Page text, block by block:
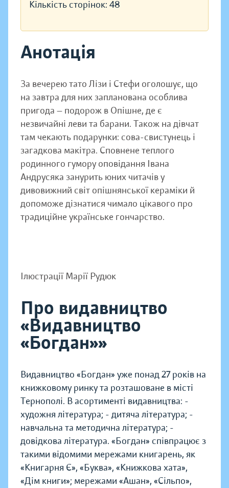
Кількість сторінок: 48
Анотація
За вечерею тато Лізи і Стефи оголошує, що
на завтра для них запланована особлива
пригода — подорож в Опішне, де є
незвичайні леви та барани. Також на дівчат
там чекають подарунки: сова-свистунець і
загадкова макітра. Сповнене теплого
родинного гумору оповідання Івана
Андрусяка занурить юних читачів у
дивовижний світ опішнянської кераміки й
допоможе дізнатися чимало цікавого про
традиційне українське гончарство.
Ілюстрації Марії Рудюк
Про видавництво
«Видавництво
«Богдан»»
Видавництво «Богдан» уже понад 27 років на
книжковому ринку та розташоване в місті
Тернополі. В асортименті видавництва: -
художня література; - дитяча література; -
навчальна та методична література; -
довідкова література. «Богдан» співпрацює з
такими відомими мережами книгарень, як
«Книгарня Є», «Буква», «Книжкова хата»,
«Дім книги»; мережами «Ашан», «Сільпо»,